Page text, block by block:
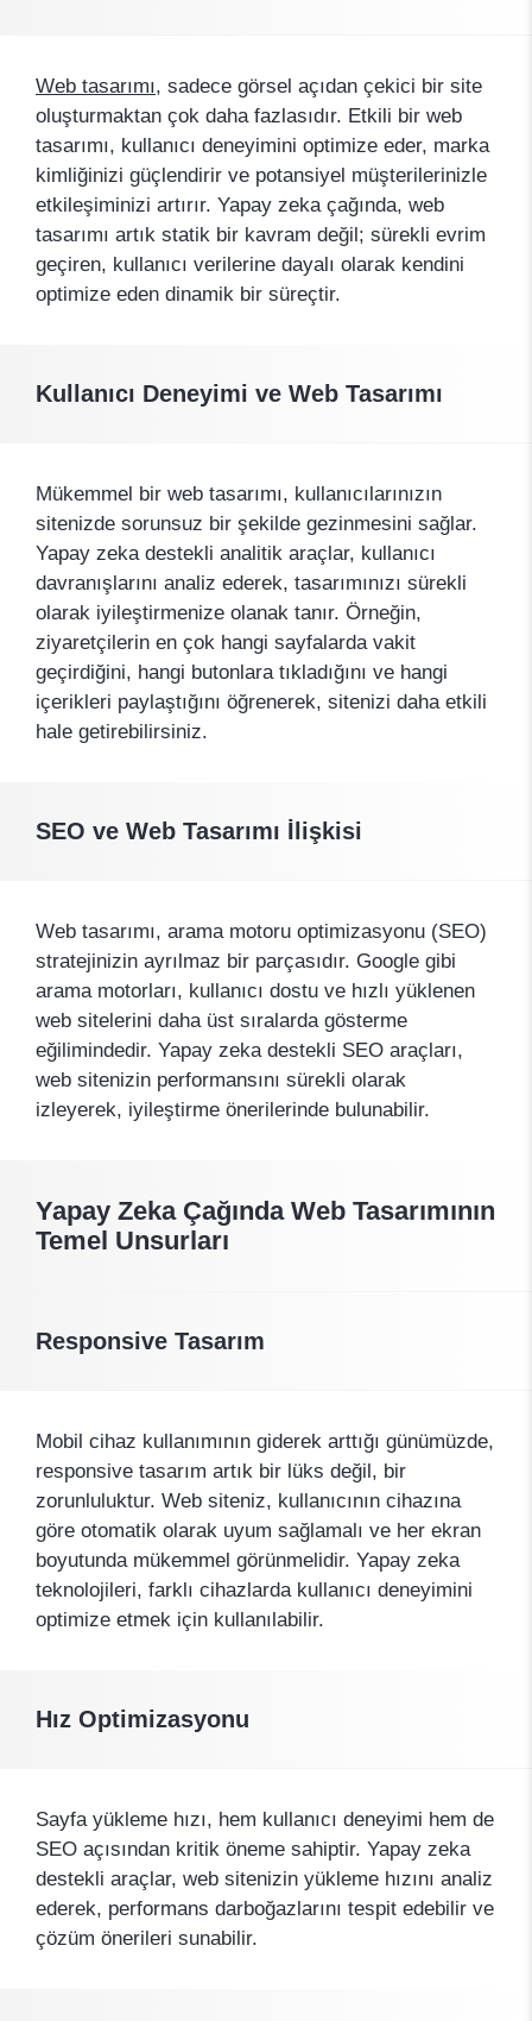
Web tasarımı, sadece görsel açıdan çekici bir site
oluşturmaktan çok daha fazlasıdır. Etkili bir web
tasarımı, kullanıcı deneyimini optimize eder, marka
kimliğinizi güçlendirir ve potansiyel müşterilerinizle
etkileşiminizi artırır. Yapay zeka çağında, web
tasarımı artık statik bir kavram değil; sürekli evrim
geçiren, kullanıcı verilerine dayalı olarak kendini
optimize eden dinamik bir süreçtir.
Kullanıcı Deneyimi ve Web Tasarımı
Mükemmel bir web tasarımı, kullanıcılarınızın
sitenizde sorunsuz bir şekilde gezinmesini sağlar.
Yapay zeka destekli analitik araçlar, kullanıcı
davranışlarını analiz ederek, tasarımınızı sürekli
olarak iyileştirmenize olanak tanır. Örneğin,
ziyaretçilerin en çok hangi sayfalarda vakit
geçirdiğini, hangi butonlara tıkladığını ve hangi
içerikleri paylaştığını öğrenerek, sitenizi daha etkili
hale getirebilirsiniz.
SEO ve Web Tasarımı İlişkisi
Web tasarımı, arama motoru optimizasyonu (SEO)
stratejinizin ayrılmaz bir parçasıdır. Google gibi
arama motorları, kullanıcı dostu ve hızlı yüklenen
web sitelerini daha üst sıralarda gösterme
eğilimindedir. Yapay zeka destekli SEO araçları,
web sitenizin performansını sürekli olarak
izleyerek, iyileştirme önerilerinde bulunabilir.
Yapay Zeka Çağında Web Tasarımının
Temel Unsurları
Responsive Tasarım
Mobil cihaz kullanımının giderek arttığı günümüzde,
responsive tasarım artık bir lüks değil, bir
zorunluluktur. Web siteniz, kullanıcının cihazına
göre otomatik olarak uyum sağlamalı ve her ekran
boyutunda mükemmel görünmelidir. Yapay zeka
teknolojileri, farklı cihazlarda kullanıcı deneyimini
optimize etmek için kullanılabilir.
Hız Optimizasyonu
Sayfa yükleme hızı, hem kullanıcı deneyimi hem de
SEO açısından kritik öneme sahiptir. Yapay zeka
destekli araçlar, web sitenizin yükleme hızını analiz
ederek, performans darboğazlarını tespit edebilir ve
çözüm önerileri sunabilir.